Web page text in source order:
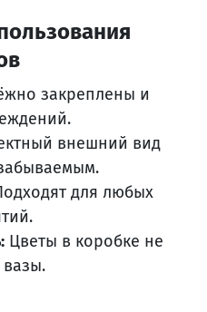
закреплены и
внешний вид
для любых
Цветы в коробке не
вазы.